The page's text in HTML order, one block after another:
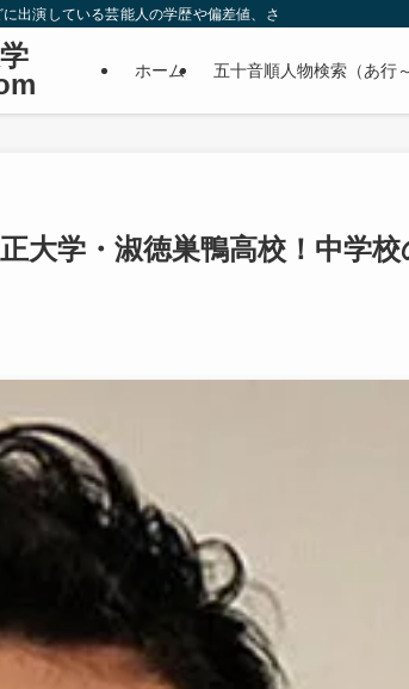
出演している芸能人の学歴や偏差値、さらに政治家やスポ
ホーム 五十音順人物検索（あ行
大学・淑徳巣鴨高校！中学校